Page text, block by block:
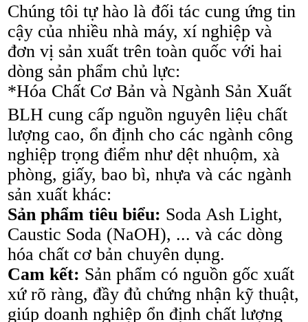
Chúng tôi tự hào là đối tác cung ứng tin
cậy của nhiều nhà máy, xí nghiệp và
đơn vị sản xuất trên toàn quốc với hai
dòng sản phẩm chủ lực:
*Hóa Chất Cơ Bản và Ngành Sản Xuất
BLH cung cấp nguồn nguyên liệu chất
lượng cao, ổn định cho các ngành công
nghiệp trọng điểm như dệt nhuộm, xà
phòng, giấy, bao bì, nhựa và các ngành
sản xuất khác:
Sản phẩm tiêu biểu: Soda Ash Light,
Caustic Soda (NaOH), ... và các dòng
hóa chất cơ bản chuyên dụng.
Cam kết: Sản phẩm có nguồn gốc xuất
xứ rõ ràng, đầy đủ chứng nhận kỹ thuật,
giúp doanh nghiệp ổn định chất lượng